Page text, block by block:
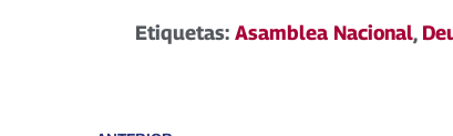
Etiquetas: Asamblea Nacional,